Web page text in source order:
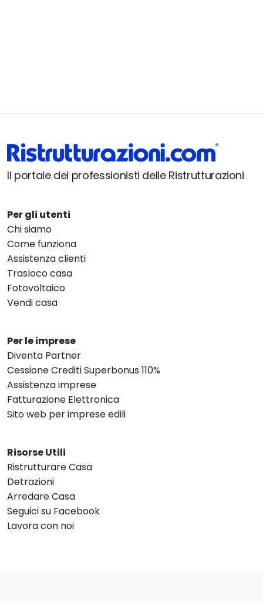
Il portale dei professionisti delle Ristrutturazioni
Per gli utenti
Chi siamo
Come funziona
Assistenza clienti
Trasloco casa
Fotovoltaico
Vendi casa
Per le imprese
Diventa Partner
Cessione Crediti Superbonus 110%
Assistenza imprese
Fatturazione Elettronica
Sito web per imprese edili
Risorse Utili
Ristrutturare Casa
Detrazioni
Arredare Casa
Seguici su Facebook
Lavora con noi